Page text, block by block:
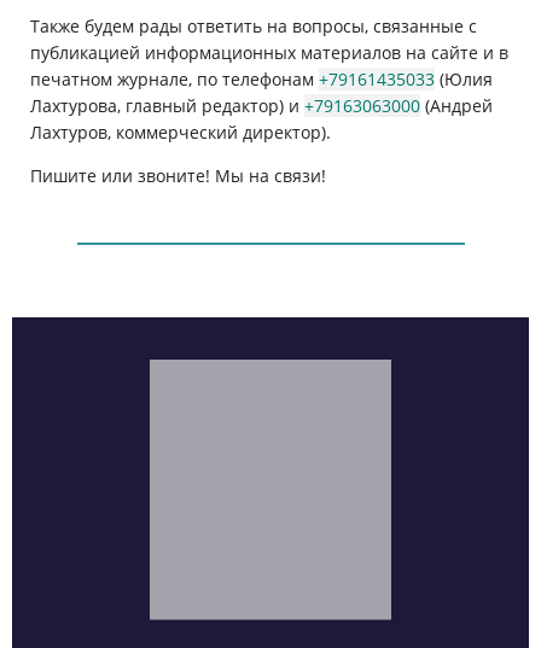
Также будем рады ответить на вопросы, связанные с
публикацией информационных материалов на сайте и в
печатном журнале, по телефонам +79161435033 (Юлия
Лахтурова, главный редактор) и +79163063000 (Андрей
Лахтуров, коммерческий директор).
Пишите или звоните! Мы на связи!